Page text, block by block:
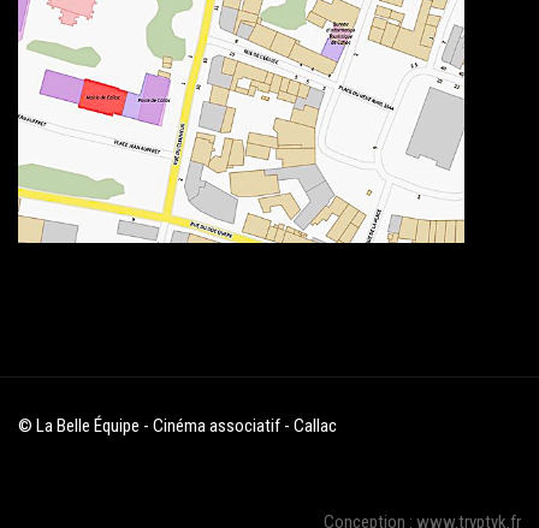
© La Belle Équipe - Cinéma associatif - Callac
Conception : www.tryptyk.fr